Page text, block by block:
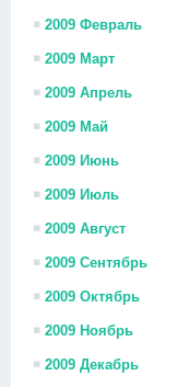
2009 Февраль
2009 Март
2009 Апрель
2009 Май
2009 Июнь
2009 Июль
2009 Август
2009 Сентябрь
2009 Октябрь
2009 Ноябрь
2009 Декабрь